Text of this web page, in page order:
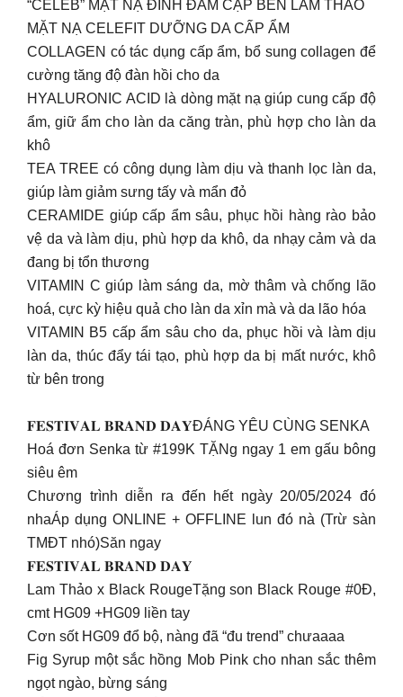
“CELEB” MẶT NẠ ĐÌNH ĐÁM CẬP BẾN LAM THẢO
MẶT NẠ CELEFIT DƯỠNG DA CẤP ẨM
COLLAGEN có tác dụng cấp ẩm, bổ sung collagen để
cường tăng độ đàn hồi cho da
HYALURONIC ACID là dòng mặt nạ giúp cung cấp độ
ẩm, giữ ẩm cho làn da căng tràn, phù hợp cho làn da
khô
TEA TREE có công dụng làm dịu và thanh lọc làn da,
giúp làm giảm sưng tấy và mẩn đỏ
CERAMIDE giúp cấp ẩm sâu, phục hồi hàng rào bảo
vệ da và làm dịu, phù hợp da khô, da nhạy cảm và da
đang bị tổn thương
VITAMIN C giúp làm sáng da, mờ thâm và chống lão
hoá, cực kỳ hiệu quả cho làn da xỉn mà và da lão hóa
VITAMIN B5 cấp ẩm sâu cho da, phục hồi và làm dịu
làn da, thúc đẩy tái tạo, phù hợp da bị mất nước, khô
từ bên trong
𝐅𝐄𝐒𝐓𝐈𝐕𝐀𝐋 𝐁𝐑𝐀𝐍𝐃 𝐃𝐀𝐘ĐÁNG YÊU CÙNG SENKA
Hoá đơn Senka từ #199K TẶNg ngay 1 em gấu bông
siêu êm
Chương trình diễn ra đến hết ngày 20/05/2024 đó
nhaÁp dụng ONLINE + OFFLINE lun đó nà (Trừ sàn
TMĐT nhó)Săn ngay
𝐅𝐄𝐒𝐓𝐈𝐕𝐀𝐋 𝐁𝐑𝐀𝐍𝐃 𝐃𝐀𝐘
Lam Thảo x Black RougeTặng son Black Rouge #0Đ,
cmt HG09 +HG09 liền tay
Cơn sốt HG09 đổ bộ, nàng đã “đu trend” chưaaaa
Fig Syrup một sắc hồng Mob Pink cho nhan sắc thêm
ngọt ngào, bừng sáng